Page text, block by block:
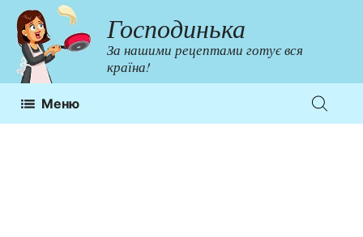
Перейти
до
контенту
Господинька
За нашими рецептами готує вся
країна!
Меню